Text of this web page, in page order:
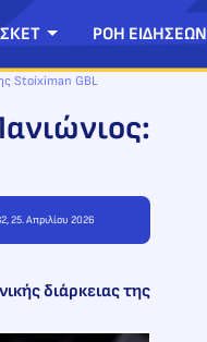
ΡΟΗ ΕΙΔΗΣΕΩΝ
Stoiximan GBL
25. Απριλίου 2026
διάρκειας της